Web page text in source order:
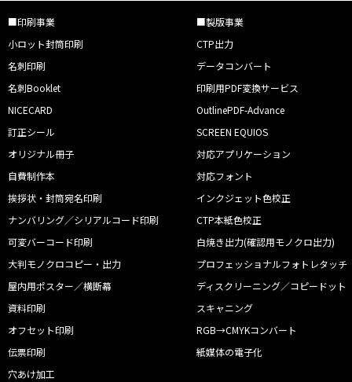
■印刷事業
小ロット封筒印刷
名刺印刷
名刺Booklet
NICECARD
訂正シール
オリジナル冊子
自費制作本
挨拶状・封筒宛名印刷
ナンバリング／シリアルコード印刷
可変バーコード印刷
大判モノクロコピー・出力
屋内用ポスター／横断幕
資料印刷
オフセット印刷
伝票印刷
穴あけ加工
■製版事業
CTP出力
データコンバート
印刷用PDF変換サービス
OutlinePDF-Advance
SCREEN EQUIOS
対応アプリケーション
対応フォント
インクジェット色校正
CTP本紙色校正
白焼き出力(確認用モノクロ出力)
プロフェッショナルフォトレタッチ
ディスクリーニング／コピードット
スキャニング
RGB→CMYKコンバート
紙媒体の電子化